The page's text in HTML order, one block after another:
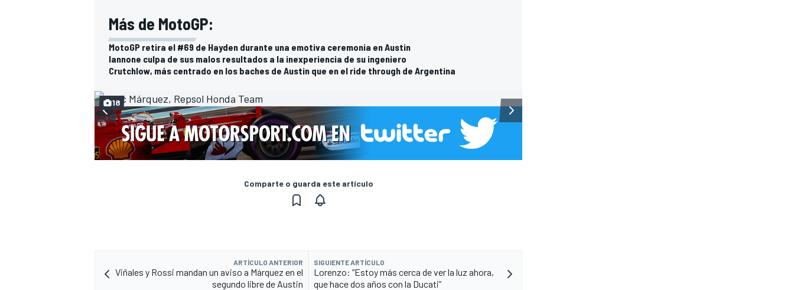
Más de MotoGP:
MotoGP retira el #69 de Hayden durante una emotiva ceremonia en Austin
Iannone culpa de sus malos resultados a la inexperiencia de su ingeniero
Crutchlow, más centrado en los baches de Austin que en el ride through de Argentina
18
Comparte o guarda este artículo
ARTÍCULO ANTERIOR
Viñales y Rossi mandan un aviso a Márquez en el
segundo libre de Austin
SIGUIENTE ARTÍCULO
Lorenzo: “Estoy más cerca de ver la luz ahora,
que hace dos años con la Ducati”